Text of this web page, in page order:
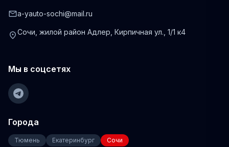
maila-yauto-sochi@mail.ru
location_onСочи, жилой район Адлер, Кирпичная ул., 1/1 к4
Мы в соцсетях
Города
Тюмень Екатеринбург Сочи